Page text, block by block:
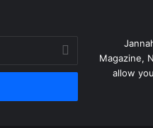
Magazine,
allow
أدخل
بريدك
الإلكتروني